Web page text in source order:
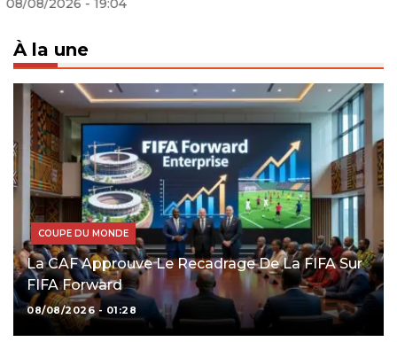
18/06/2026 - 17:21
À la une
COUPE DU MONDE
La CAF Approuve Le Recadrage De La FIFA Sur
FIFA Forward
08/08/2026 - 01:28